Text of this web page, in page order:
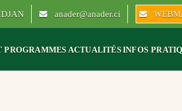
anader@anader.ci
PROGRAMMES ACTUALITÉSINFOS